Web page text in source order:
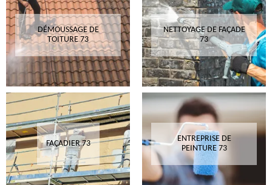
DÉMOUSSAGE DE
TOITURE 73
NETTOYAGE DE FAÇADE
73
FAÇADIER 73
ENTREPRISE DE
PEINTURE 73